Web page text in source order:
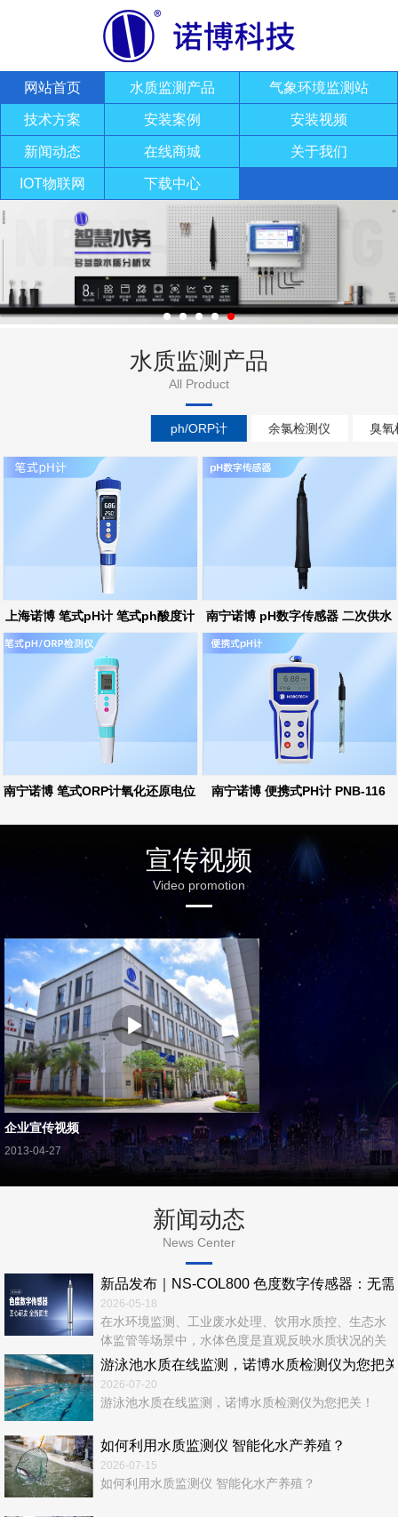
网站首页 水质监测产品 气象环境监测站
技术方案 安装案例 安装视频
新闻动态 在线商城 关于我们
IOT物联网 下载中心
水质监测产品
All Product
ph/ORP计 余氯检测仪 臭氧
上海诺博 笔式pH计 笔式ph酸度计 南宁诺博 pH数字传感器 二次供水
ph在线监测
南宁诺博 笔式ORP计氧化还原电位 南宁诺博 便携式PH计 PNB-116
宣传视频
Video promotion
企业宣传视频
2013-04-27
新闻动态
News Center
新品发布｜NS‑COL800 色度数字传感器：无
2026-05-18
在水环境监测、工业废水处理、饮用水质控、生态水
体监管等场景中，水体色度是直观反映水质状况的关
键指标。传统色度检测依赖实验室化学法，流程繁
琐、耗时长、易产生二次污染，难以满足实时、在
线、连续、无人值守的现代监测需求。 诺博仪器全
监测...
游泳池水质在线监测，诺博水质检测仪为您把
2026-07-20
游泳池水质在线监测，诺博水质检测仪为您把关！
如何利用水质监测仪 智能化水产养殖？
2026-07-15
如何利用水质监测仪 智能化水产养殖？